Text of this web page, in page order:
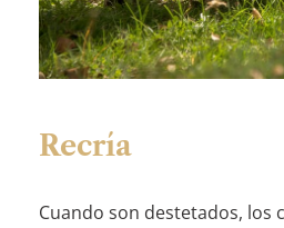
Recría
Cuando son destetados, los